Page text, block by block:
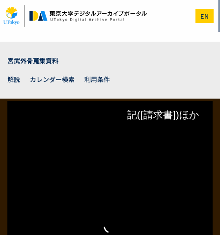
イ
ン
EN
宮武外骨蒐集資料
解説
カレンダー検索 利用条件